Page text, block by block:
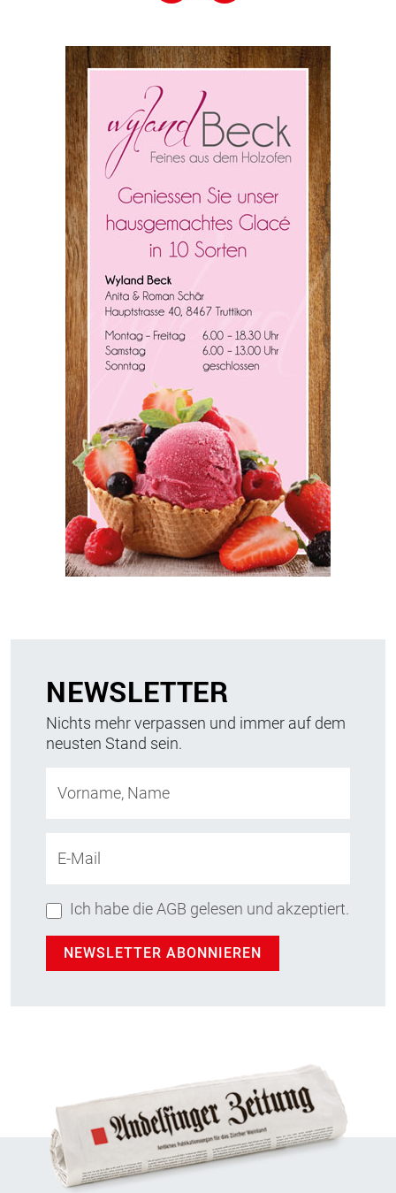
NEWSLETTER
Nichts mehr verpassen und immer auf dem
neusten Stand sein.
Vorname, Name
E-Mail
Ich habe die AGB gelesen und akzeptiert.
NEWSLETTER ABONNIEREN